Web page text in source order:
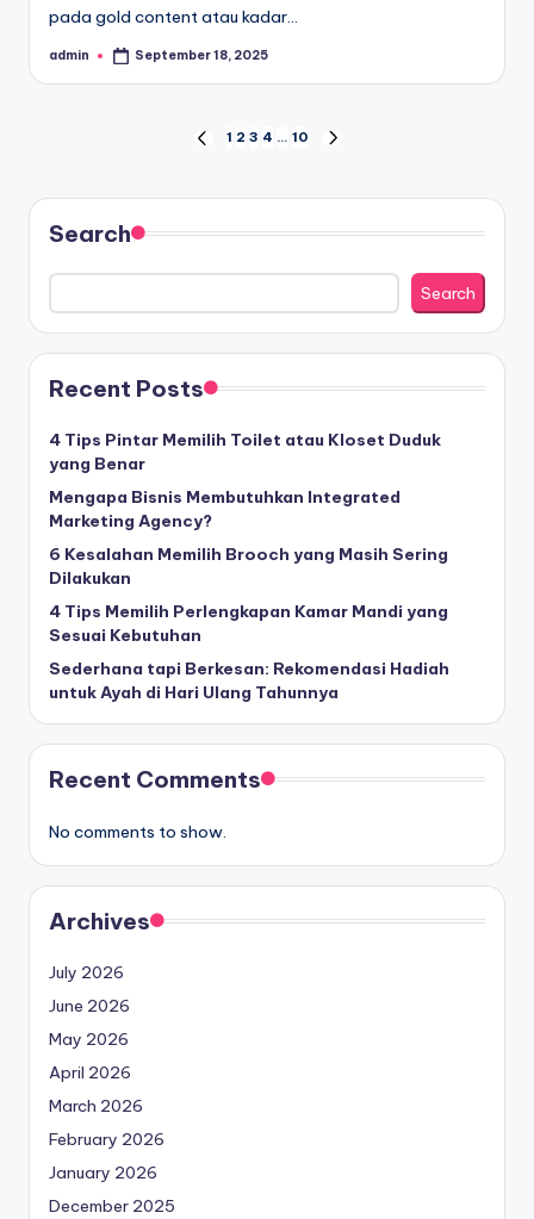
pada gold content atau kadar…
Posted
admin September 18, 2025
pagination
PREVIOUS
1 2 3 4 … 10
Search
Search
Recent Posts
4 Tips Pintar Memilih Toilet atau Kloset Duduk
yang Benar
Mengapa Bisnis Membutuhkan Integrated
Marketing Agency?
6 Kesalahan Memilih Brooch yang Masih Sering
Dilakukan
4 Tips Memilih Perlengkapan Kamar Mandi yang
Sesuai Kebutuhan
Sederhana tapi Berkesan: Rekomendasi Hadiah
untuk Ayah di Hari Ulang Tahunnya
Recent Comments
No comments to show.
Archives
July 2026
June 2026
May 2026
April 2026
March 2026
February 2026
January 2026
December 2025